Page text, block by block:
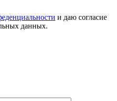
и даю согласие
данных.